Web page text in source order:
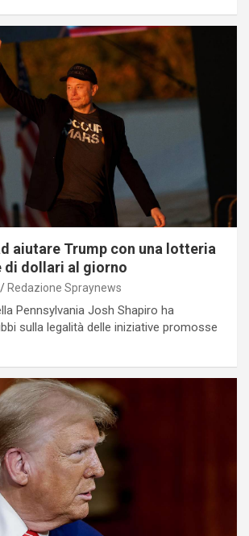
aiutare Trump con una lotteria
di dollari al giorno
Redazione Spraynews
Pennsylvania Josh Shapiro ha
sulla legalità delle iniziative promosse